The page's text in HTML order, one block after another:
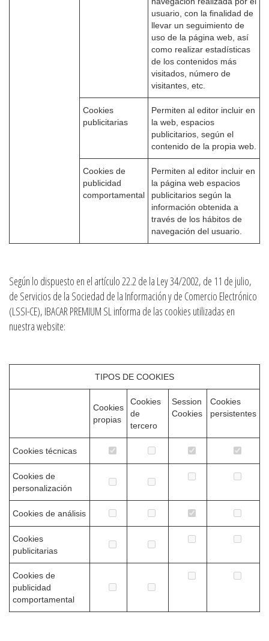
usuario, con la finalidad de
llevar un seguimiento de
uso de la página web, así
como realizar estadísticas
de los contenidos más
visitados, número de
visitantes, etc.
Cookies
publicitarias
Permiten al editor incluir en
la web, espacios
publicitarios, según el
contenido de la propia web.
Cookies de
publicidad
comportamental
Permiten al editor incluir en
la página web espacios
publicitarios según la
información obtenida a
través de los hábitos de
navegación del usuario.
Según lo dispuesto en el artículo 22.2 de la Ley 34/2002, de 11 de julio,
de Servicios de la Sociedad de la Información y de Comercio Electrónico
(LSSI-CE), IBACAR PREMIUM SL informa de las cookies utilizadas en
nuestra website:
TIPOS DE COOKIES
Cookies
propias
Cookies
de
tercero
Session
Cookies
Cookies
persistentes
Cookies técnicas
Cookies de
personalización
Cookies de análisis
Cookies
publicitarias
Cookies de
publicidad
comportamental